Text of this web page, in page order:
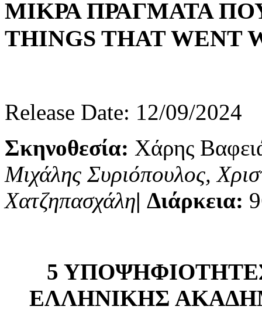
ΜΙΚΡΑ ΠΡΑΓΜΑΤΑ
THINGS THAT WENT
Release Date: 12/09/2024
Σκηνοθεσία: Χάρης
Μιχάλης Συριόπουλος,
Χατζηπασχάλη| Διάρκεια:
5
ΕΛΛΗΝΙΚΗΣ